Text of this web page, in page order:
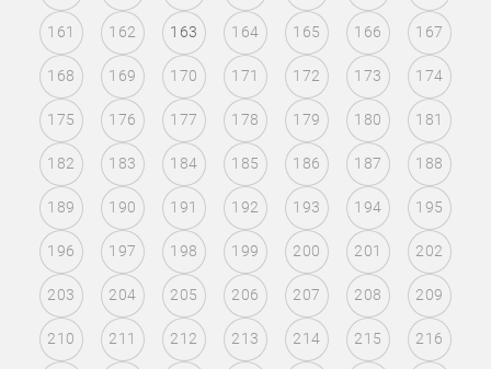
161 162 163 164 165 166 167
168 169 170 171 172 173 174
175 176 177 178 179 180 181
182 183 184 185 186 187 188
189 190 191 192 193 194 195
196 197 198 199 200 201 202
203 204 205 206 207 208 209
210 211 212 213 214 215 216